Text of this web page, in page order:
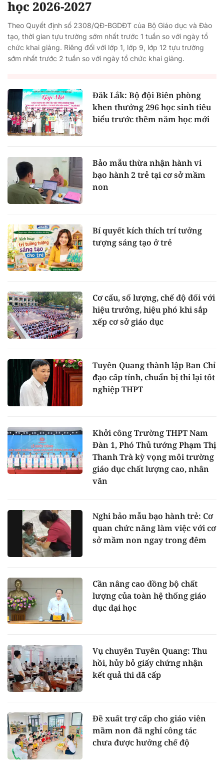
học 2026-2027
Theo Quyết định số 2308/QĐ-BGDĐT của Bộ Giáo dục và Đào
tạo, thời gian tựu trường sớm nhất trước 1 tuần so với ngày tổ
chức khai giảng. Riêng đối với lớp 1, lớp 9, lớp 12 tựu trường
sớm nhất trước 2 tuần so với ngày tổ chức khai giảng.
Đăk Lắk: Bộ đội Biên phòng
khen thưởng 296 học sinh tiêu
biểu trước thềm năm học mới
Bảo mẫu thừa nhận hành vi
bạo hành 2 trẻ tại cơ sở mầm
non
Bí quyết kích thích trí tưởng
tượng sáng tạo ở trẻ
Cơ cấu, số lượng, chế độ đối với
hiệu trưởng, hiệu phó khi sắp
xếp cơ sở giáo dục
Tuyên Quang thành lập Ban Chỉ
đạo cấp tỉnh, chuẩn bị thi lại tốt
nghiệp THPT
Khởi công Trường THPT Nam
Đàn 1, Phó Thủ tướng Phạm Thị
Thanh Trà kỳ vọng môi trường
giáo dục chất lượng cao, nhân
văn
Nghi bảo mẫu bạo hành trẻ: Cơ
quan chức năng làm việc với cơ
sở mầm non ngay trong đêm
Cần nâng cao đồng bộ chất
lượng của toàn hệ thống giáo
dục đại học
Vụ chuyên Tuyên Quang: Thu
hồi, hủy bỏ giấy chứng nhận
kết quả thi đã cấp
Đề xuất trợ cấp cho giáo viên
mầm non đã nghỉ công tác
chưa được hưởng chế độ